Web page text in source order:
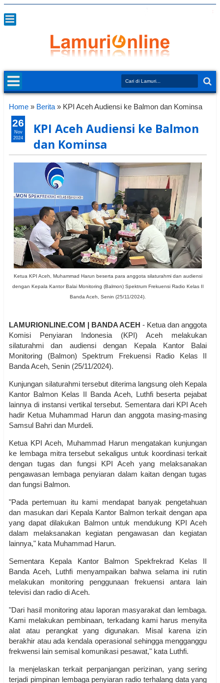
Home » Berita » KPI Aceh Audiensi ke Balmon dan Kominsa
KPI Aceh Audiensi ke Balmon
dan Kominsa
Ketua KPI Aceh, Muhammad Harun beserta para anggota silaturahmi dan audiensi
dengan Kepala Kantor Balai Monitoring (Balmon) Spektrum Frekuensi Radio Kelas II
Banda Aceh, Senin (25/11/2024).
LAMURIONLINE.COM | BANDA ACEH - Ketua dan anggota
Komisi Penyiaran Indonesia (KPI) Aceh melakukan
silaturahmi dan audiensi dengan Kepala Kantor Balai
Monitoring (Balmon) Spektrum Frekuensi Radio Kelas II
Banda Aceh, Senin (25/11/2024).
Kunjungan silaturahmi tersebut diterima langsung oleh Kepala
Kantor Balmon Kelas II Banda Aceh, Luthfi beserta pejabat
lainnya di instansi vertikal tersebut. Sementara dari KPI Aceh
hadir Ketua Muhammad Harun dan anggota masing-masing
Samsul Bahri dan Murdeli.
Ketua KPI Aceh, Muhammad Harun mengatakan kunjungan
ke lembaga mitra tersebut sekaligus untuk koordinasi terkait
dengan tugas dan fungsi KPI Aceh yang melaksanakan
pengawasan lembaga penyiaran dalam kaitan dengan tugas
dan fungsi Balmon.
"Pada pertemuan itu kami mendapat banyak pengetahuan
dan masukan dari Kepala Kantor Balmon terkait dengan apa
yang dapat dilakukan Balmon untuk mendukung KPI Aceh
dalam melaksanakan kegiatan pengawasan dan kegiatan
lainnya," kata Muhammad Harun.
Sementara Kepala Kantor Balmon Spekfrekrad Kelas II
Banda Aceh, Luthfi menyampaikan bahwa selama ini rutin
melakukan monitoring penggunaan frekuensi antara lain
televisi dan radio di Aceh.
"Dari hasil monitoring atau laporan masyarakat dan lembaga.
Kami melakukan pembinaan, terkadang kami harus menyita
alat atau perangkat yang digunakan. Misal karena izin
berakhir atau ada kendala operasional sehingga mengganggu
frekwensi lain semisal komunikasi pesawat," kata Luthfi.
Ia menjelaskan terkait perpanjangan perizinan, yang sering
terjadi pimpinan lembaga penyiaran radio terhalang data yang
26
Nov
2024